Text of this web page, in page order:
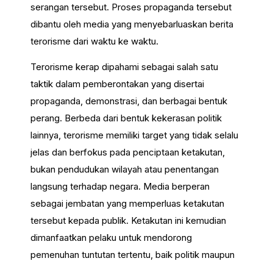
serangan tersebut. Proses propaganda tersebut
dibantu oleh media yang menyebarluaskan berita
terorisme dari waktu ke waktu.
Terorisme kerap dipahami sebagai salah satu
taktik dalam pemberontakan yang disertai
propaganda, demonstrasi, dan berbagai bentuk
perang. Berbeda dari bentuk kekerasan politik
lainnya, terorisme memiliki target yang tidak selalu
jelas dan berfokus pada penciptaan ketakutan,
bukan pendudukan wilayah atau penentangan
langsung terhadap negara. Media berperan
sebagai jembatan yang memperluas ketakutan
tersebut kepada publik. Ketakutan ini kemudian
dimanfaatkan pelaku untuk mendorong
pemenuhan tuntutan tertentu, baik politik maupun